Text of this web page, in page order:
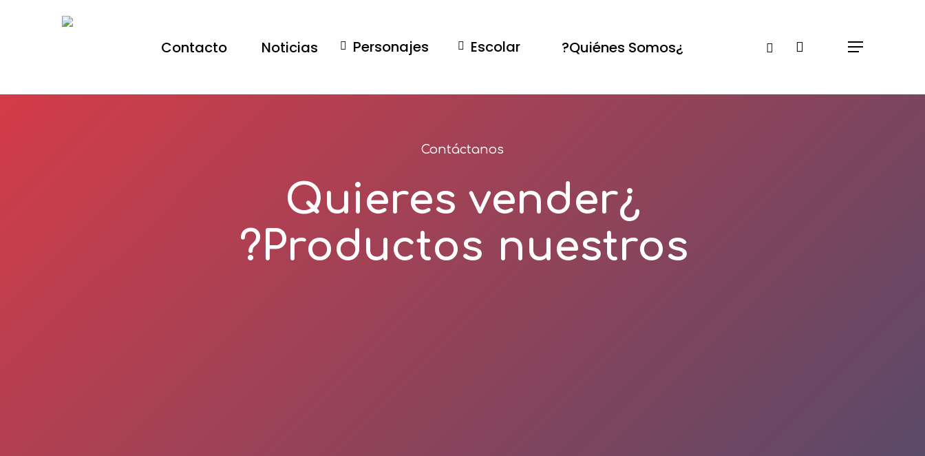
¿Quiénes Somos?
Escolar
Personajes
Noticias
Contacto Instagramsearch Menu
Contáctanos
¿Quieres vender
nuestros
Productos?